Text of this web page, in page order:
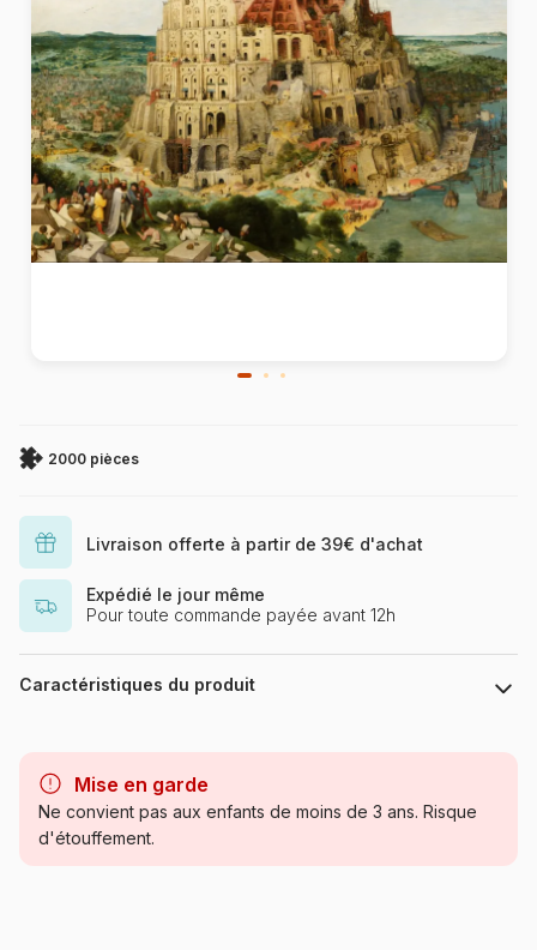
2000 pièces
Livraison offerte à partir de 39€ d'achat
Expédié le jour même
Pour toute commande payée avant 12h
Caractéristiques du produit
Catégorie Puzzles - Art
Mise en garde
Ne convient pas aux enfants de moins de 3 ans. Risque
d'étouffement.